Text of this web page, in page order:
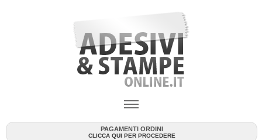
PAGAMENTI ORDINI
CLICCA QUI PER PROCEDERE